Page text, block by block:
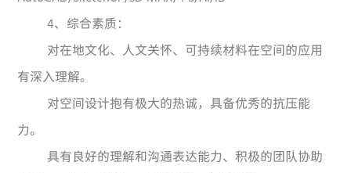
4、综合素质：
对在地文化、人文关怀、可持续材料在空间的应用
有深入理解。
对空间设计抱有极大的热诚，具备优秀的抗压能
力。
具有良好的理解和沟通表达能力、积极的团队协助